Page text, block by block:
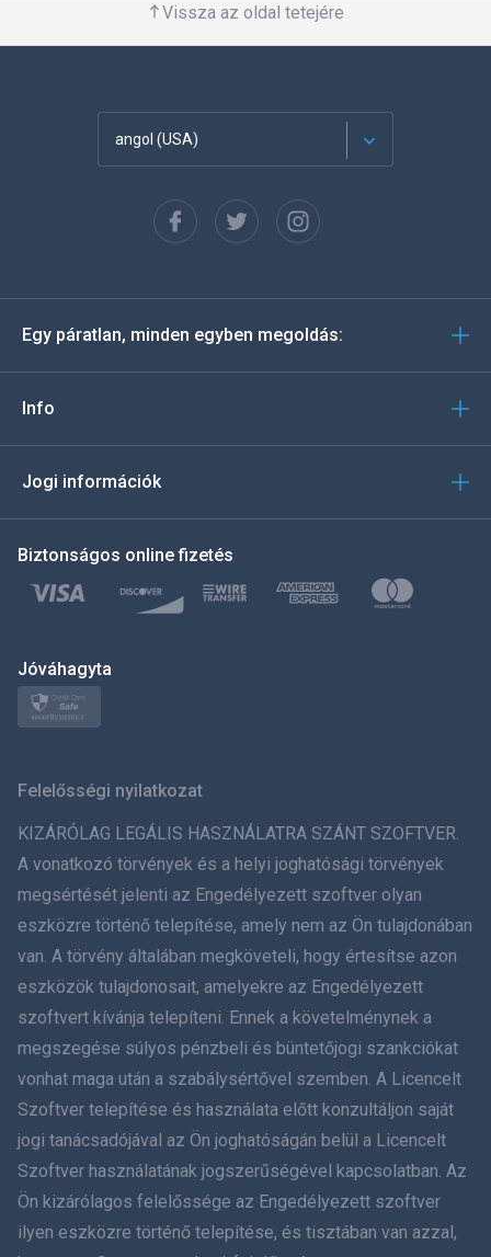
Vissza az oldal tetejére
angol (USA)
Español
Deutsch
Türkçe
Polski
ภาษาไทย
简体中文
Dansk
हिंदी
עברית
Română
Ελληνικά
Egy páratlan, minden egyben megoldás:
Info
Jogi információk
Biztonságos online fizetés
Jóváhagyta
Felelősségi nyilatkozat
KIZÁRÓLAG LEGÁLIS HASZNÁLATRA SZÁNT SZOFTVER.
A vonatkozó törvények és a helyi joghatósági törvények
megsértését jelenti az Engedélyezett szoftver olyan
eszközre történő telepítése, amely nem az Ön tulajdonában
van. A törvény általában megköveteli, hogy értesítse azon
eszközök tulajdonosait, amelyekre az Engedélyezett
szoftvert kívánja telepíteni. Ennek a követelménynek a
megszegése súlyos pénzbeli és büntetőjogi szankciókat
vonhat maga után a szabálysértővel szemben. A Licencelt
Szoftver telepítése és használata előtt konzultáljon saját
jogi tanácsadójával az Ön joghatóságán belül a Licencelt
Szoftver használatának jogszerűségével kapcsolatban. Az
Ön kizárólagos felelőssége az Engedélyezett szoftver
ilyen eszközre történő telepítése, és tisztában van azzal,